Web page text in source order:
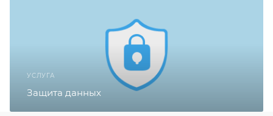
УСЛУГА
Защита данных